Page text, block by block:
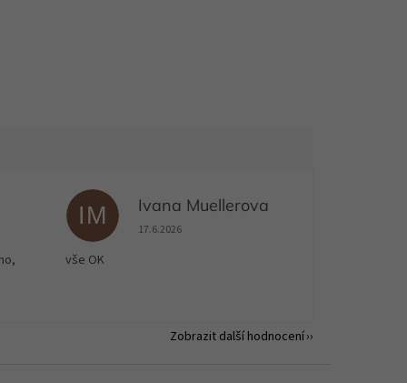
5 z 5 hvězdiček.IM Ivana Muellerova
Hodnocení obchodu je 5 z 5 hvězdiček.
17.6.2026
vše OK
Zobrazit další hodnocení